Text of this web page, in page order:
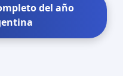
del año